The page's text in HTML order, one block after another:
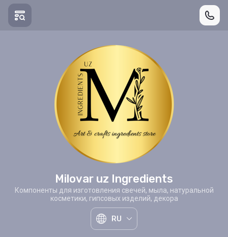
Milovar uz Ingredients
Компоненты для изготовления свечей, мыла, натуральной
косметики, гипсовых изделий, декора
RU